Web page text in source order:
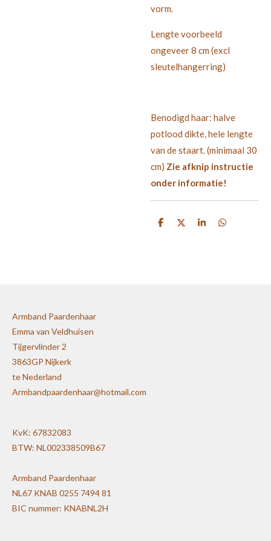
vorm.
Lengte voorbeeld
ongeveer 8 cm (excl
sleutelhangerring)
Benodigd haar: halve
potlood dikte, hele lengte
van de staart. (minimaal 30
cm) Zie afknip instructie
onder informatie!
D
D
S
D
Armband Paardenhaar
Emma van Veldhuisen
Tijgervlinder 2
3863GP Nijkerk
te Nederland
Armbandpaardenhaar@hotmail.com
KvK: 67832083
BTW: NL002338509B67
Armband Paardenhaar
NL67 KNAB 0255 7494 81
BIC nummer: KNABNL2H